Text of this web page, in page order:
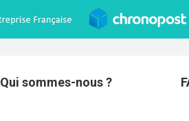
Qui sommes-nous ?